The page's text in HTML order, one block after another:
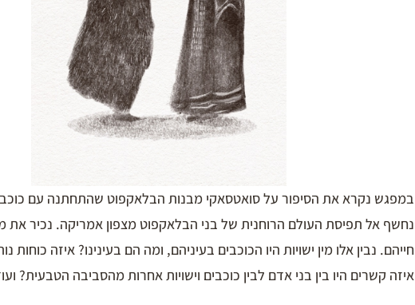
במפגש נקרא את הסיפור על סואטסאקי מבנות הבלאקפוט שהתחתנה עם
נחשף אל תפיסת העולם הרוחנית של בני הבלאקפוט מצפון אמריקה. נכיר את
חייהם. נבין אלו מין ישויות היו הכוכבים בעיניהם, ומה הם בעינינו? איזה כוחות
איזה קשרים היו בין בני אדם לבין כוכבים וישויות אחרות מהסביבה הטבעית?